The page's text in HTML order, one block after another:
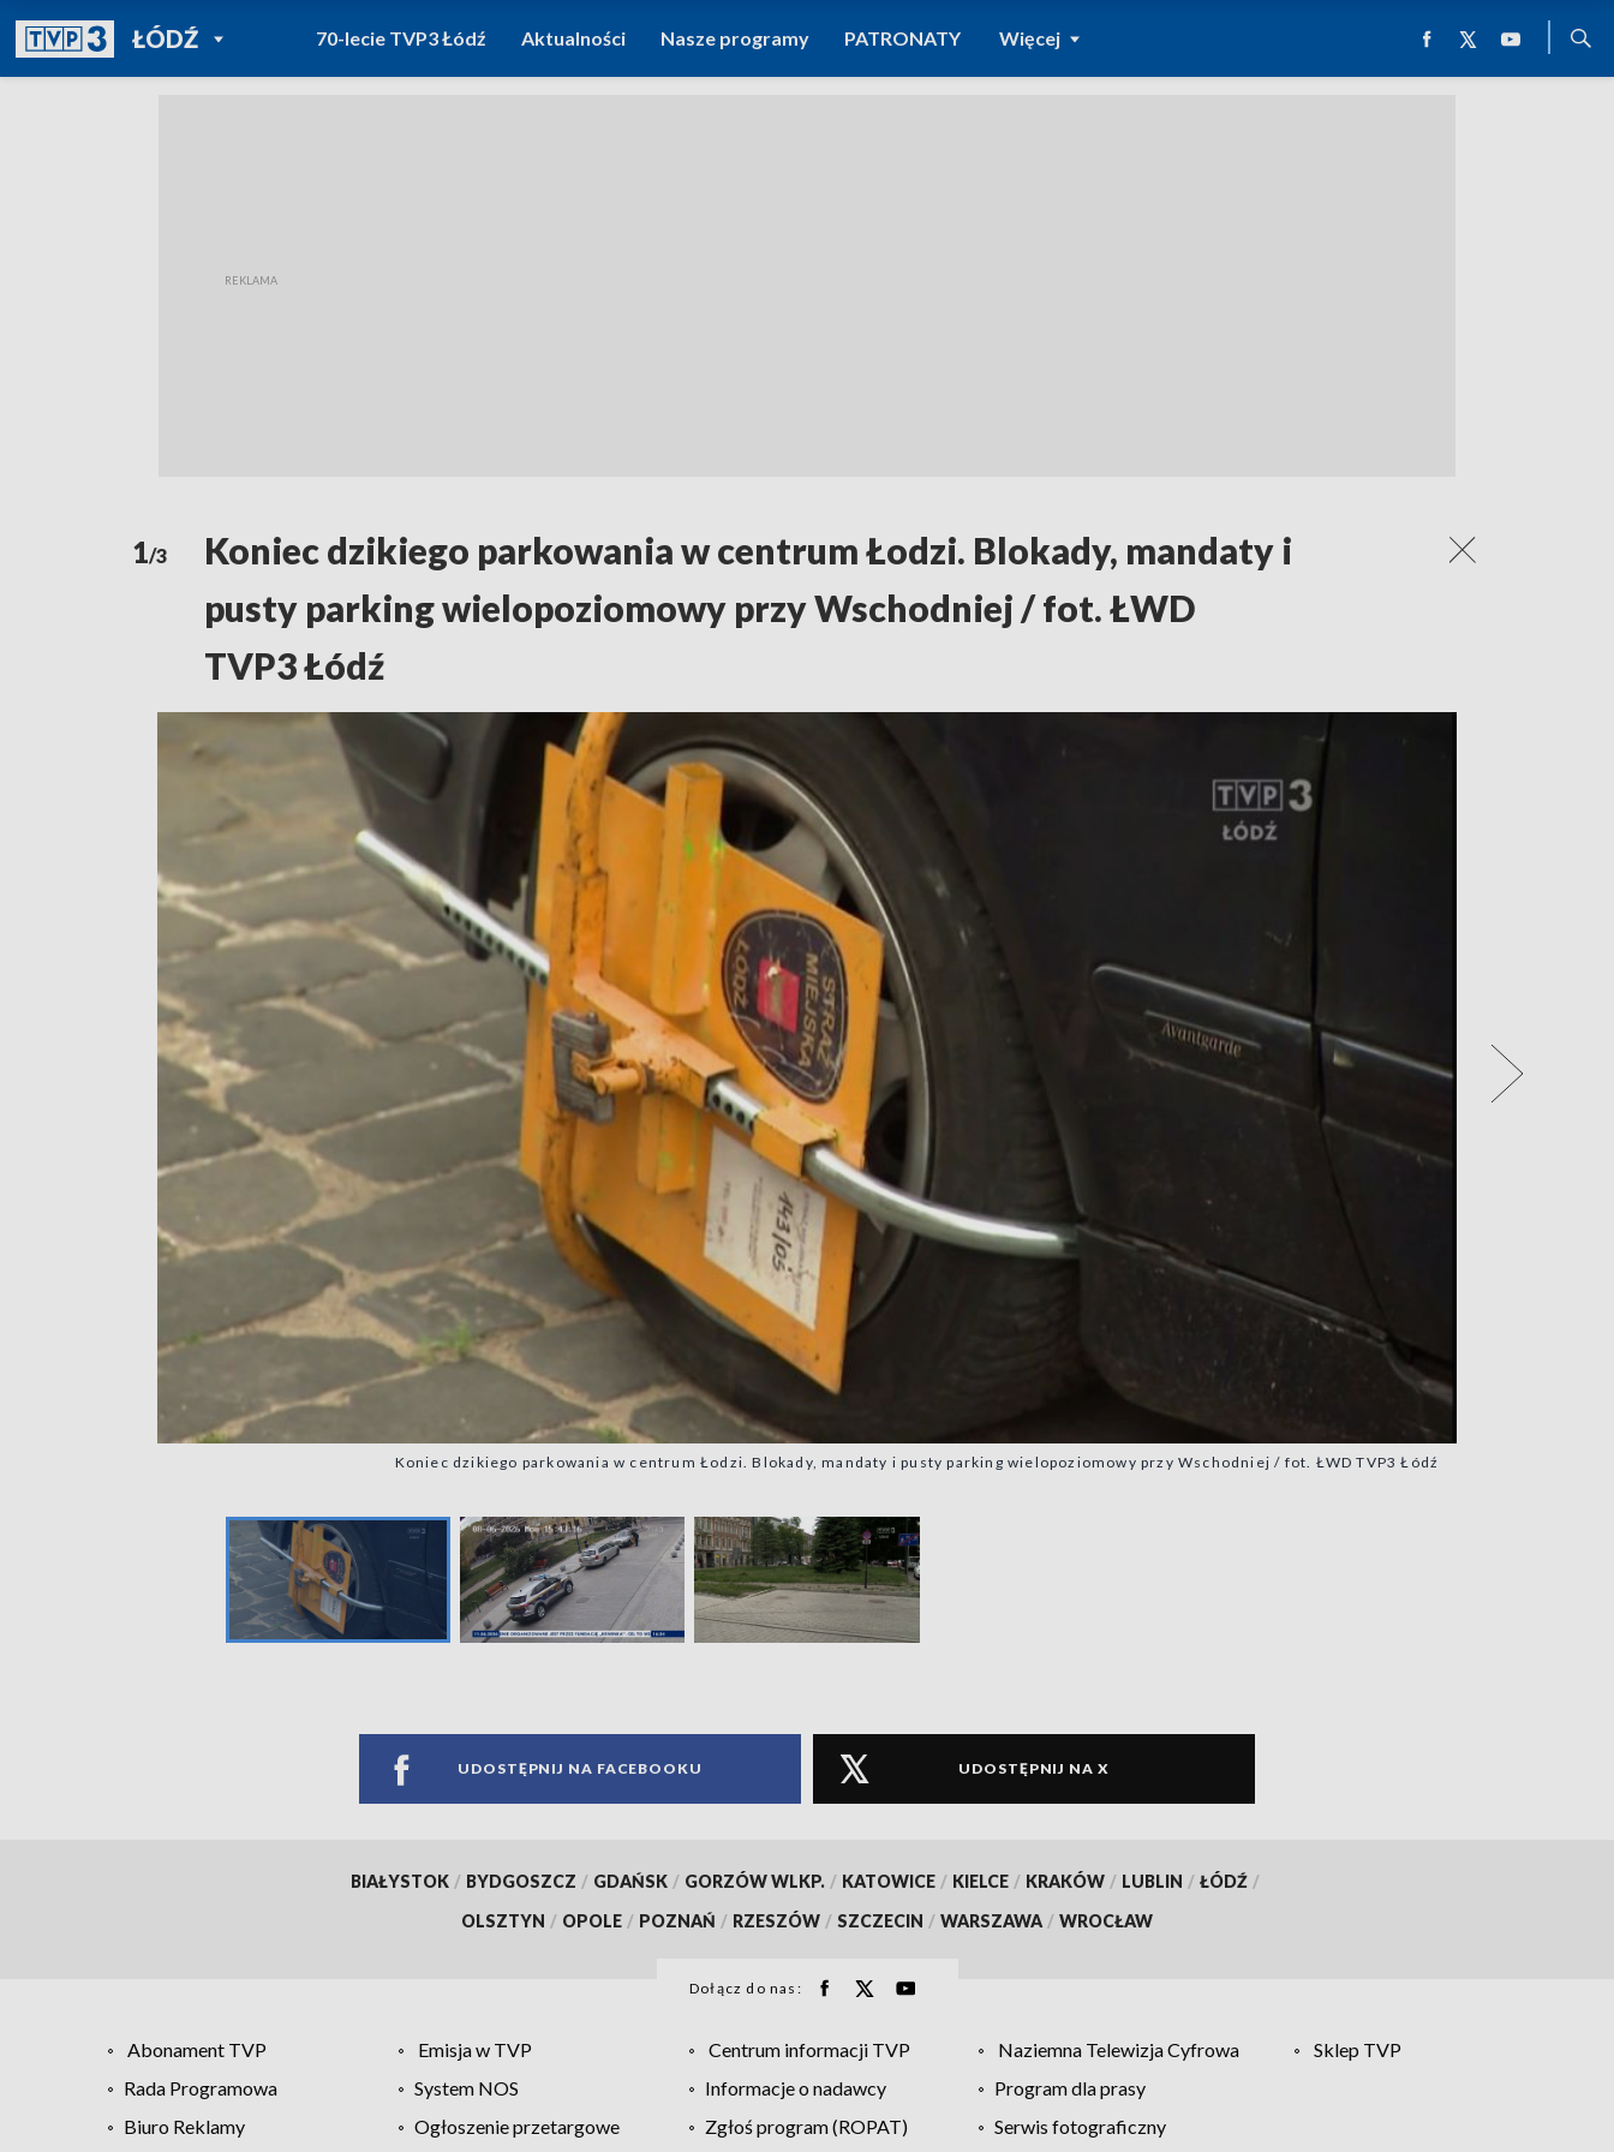
ŁÓDŹPOWRÓT DO
TVP REGIONY
70-lecie TVP3 Łódź Aktualności Nasze programy PATRONATY Więcej
1/3
Koniec dzikiego parkowania w centrum Łodzi. Blokady, mandaty i
pusty parking wielopoziomowy przy Wschodniej / fot. ŁWD
TVP3 Łódź
Koniec dzikiego parkowania w centrum Łodzi. Blokady, mandaty i pusty parking wielopoziomowy przy Wschodniej / fot. ŁWD TVP3 Łódź
UDOSTĘPNIJ NA FACEBOOKU UDOSTĘPNIJ NA X
BIAŁYSTOK / BYDGOSZCZ / GDAŃSK / GORZÓW WLKP. / KATOWICE / KIELCE / KRAKÓW / LUBLIN / ŁÓDŹ /
OLSZTYN / OPOLE / POZNAŃ / RZESZÓW / SZCZECIN / WARSZAWA / WROCŁAW
Dołącz do nas:
Abonament TVP Emisja w TVP Centrum informacji TVP Naziemna Telewizja Cyfrowa
Sklep TVP
Rada Programowa
System NOS Informacje o nadawcy
Program dla prasy
Biuro Reklamy
Ogłoszenie przetargowe Zgłoś program (ROPAT) Serwis fotograficzny